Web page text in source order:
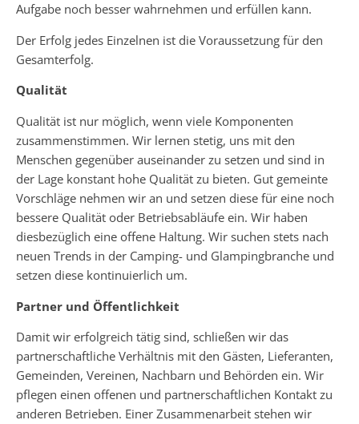
Aufgabe noch besser wahrnehmen und erfüllen kann.
Der Erfolg jedes Einzelnen ist die Voraussetzung für den
Gesamterfolg.
Qualität
Qualität ist nur möglich, wenn viele Komponenten
zusammenstimmen. Wir lernen stetig, uns mit den
Menschen gegenüber auseinander zu setzen und sind in
der Lage konstant hohe Qualität zu bieten. Gut gemeinte
Vorschläge nehmen wir an und setzen diese für eine noch
bessere Qualität oder Betriebsabläufe ein. Wir haben
diesbezüglich eine offene Haltung. Wir suchen stets nach
neuen Trends in der Camping- und Glampingbranche und
setzen diese kontinuierlich um.
Partner und Öffentlichkeit
Damit wir erfolgreich tätig sind, schließen wir das
partnerschaftliche Verhältnis mit den Gästen, Lieferanten,
Gemeinden, Vereinen, Nachbarn und Behörden ein. Wir
pflegen einen offenen und partnerschaftlichen Kontakt zu
anderen Betrieben. Einer Zusammenarbeit stehen wir